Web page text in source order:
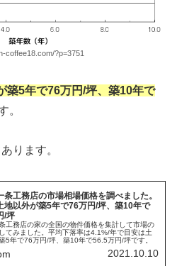
?p=3751
築5年で76万円/坪、築10年で
。
ります。
条工務店の市場相場価格を調べました。
地以外が築5年で76万円/坪、築10年で
/坪
工務店の家の全国の物件価格を集計して市場の
てみました。平均下落率は4.1%/年で目安は土
5年で76万円/坪、築10年で56.5万円/坪です。
2021.10.10